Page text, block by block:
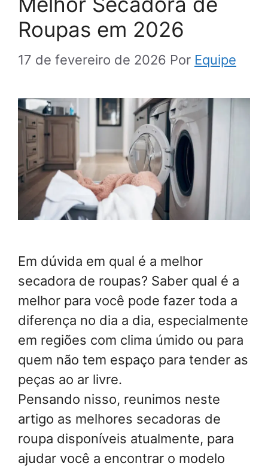
Roupas em 2026
17 de fevereiro de 2026 Por Equipe
Em dúvida em qual é a melhor
secadora de roupas? Saber qual é a
melhor para você pode fazer toda a
diferença no dia a dia, especialmente
em regiões com clima úmido ou para
quem não tem espaço para tender as
peças ao ar livre.
Pensando nisso, reunimos neste
artigo as melhores secadoras de
roupa disponíveis atualmente, para
ajudar você a encontrar o modelo